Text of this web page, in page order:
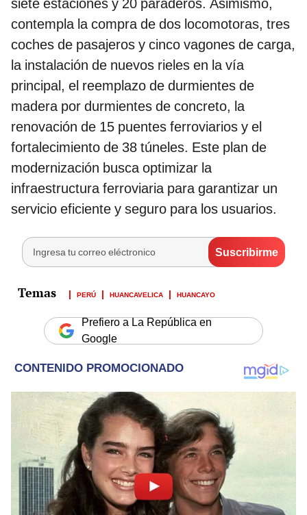
siete estaciones y 20 paraderos. Asimismo,
contempla la compra de dos locomotoras, tres
coches de pasajeros y cinco vagones de carga,
la instalación de nuevos rieles en la vía
principal, el reemplazo de durmientes de
madera por durmientes de concreto, la
renovación de 15 puentes ferroviarios y el
fortalecimiento de 38 túneles. Este plan de
modernización busca optimizar la
infraestructura ferroviaria para garantizar un
servicio eficiente y seguro para los usuarios.
PERÚ HUANCAVELICA HUANCAYO
Prefiero a La República en
Google